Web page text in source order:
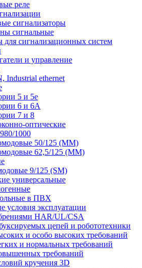
реле
сигнализаторы
сигнальные
сигнализационных систем
и управление
Industrial ethernet
5 и 5е
6 и 6A
7 и 8
оптические
1000
50/125 (ММ)
62,5/125 (ММ)
9/125 (SM)
универсальные
в ПВХ
условия эксплуатации
HAR/UL/CSA
цепей и робототехники
и особо высоких требований
и нормальных требований
требований
кручения 3D